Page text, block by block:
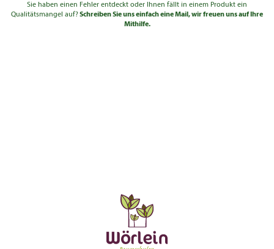
Sie haben einen Fehler entdeckt oder Ihnen fällt in einem Produkt ein
Qualitätsmangel auf?Schreiben Sie uns einfach eine Mail, wir freuen uns auf Ihre
Mithilfe.